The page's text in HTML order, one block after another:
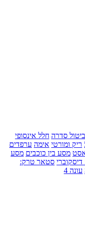
ביטול סדרה חלל אינסופי
ריק ומורטי אימה ערפדים
מסע בין כוכבים מסע
סטאר טרק:
עונה 4